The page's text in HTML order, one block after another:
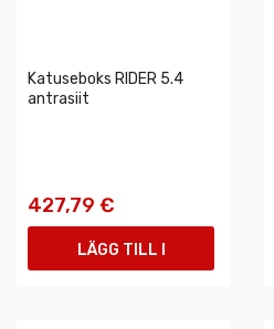
Katuseboks RIDER 5.4
antrasiit
427,79 €
LÄGG TILL I